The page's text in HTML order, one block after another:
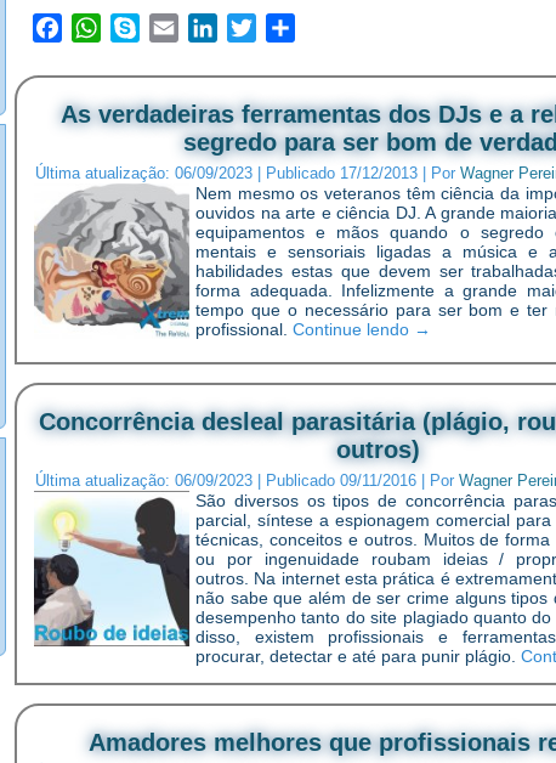
FacebookWhatsApp
Skype Email LinkedInTwitter
As verdadeiras ferramentas dos DJs e a
segredo para ser bom de
Última atualização: 06/09/2023 Publicado 17/12/2013 Por Wagner
Nem mesmo os veteranos têm ciência da
ouvidos na arte e ciência DJ. A grande
equipamentos e mãos quando o segredo
mentais e sensoriais ligadas a música e
habilidades estas que devem ser
forma adequada. Infelizmente a grande
tempo que o necessário para ser bom e ter
profissional. Continue lendo →
Concorrência desleal parasitária (plágio,
outros)
Última atualização: 06/09/2023 Publicado 09/11/2016 Por Wagner
São diversos os tipos de concorrência
parcial, síntese a espionagem comercial
técnicas, conceitos e outros. Muitos de forma
ou por ingenuidade roubam ideias /
outros. Na internet esta prática é
não sabe que além de ser crime alguns tipos
desempenho tanto do site plagiado quanto
disso, existem profissionais e
procurar, detectar e até para punir plágio.
Amadores melhores que profissionais